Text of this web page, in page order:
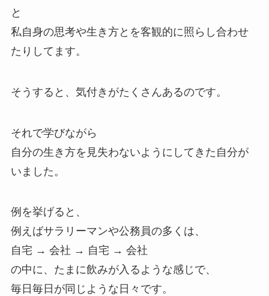
と
私自身の思考や生き方とを客観的に照らし合わせ
たりしてます。
そうすると、気付きがたくさんあるのです。
それで学びながら
自分の生き方を見失わないようにしてきた自分が
いました。
例を挙げると、
例えばサラリーマンや公務員の多くは、
自宅 → 会社 → 自宅 → 会社
の中に、たまに飲みが入るような感じで、
毎日毎日が同じような日々です。